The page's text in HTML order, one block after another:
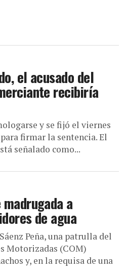
el acusado del
recibiría
y se fijó el viernes
firmar la sentencia. El
señalado como...
a
de agua
Peña, una patrulla del
Motorizadas (COM)
y, en la requisa de una